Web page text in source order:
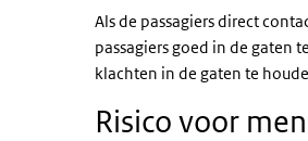
Als de passagiers direct
passagiers goed in de gaten
klachten in de gaten te
Risico voor